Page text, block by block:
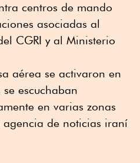
centros de mando
asociadas al
CGRI y al Ministerio
aérea se activaron en
escuchaban
en varias zonas
de noticias iraní